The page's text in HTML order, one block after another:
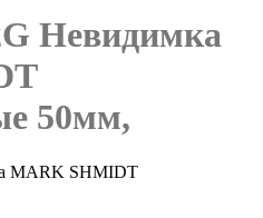
Невидимка
50мм,